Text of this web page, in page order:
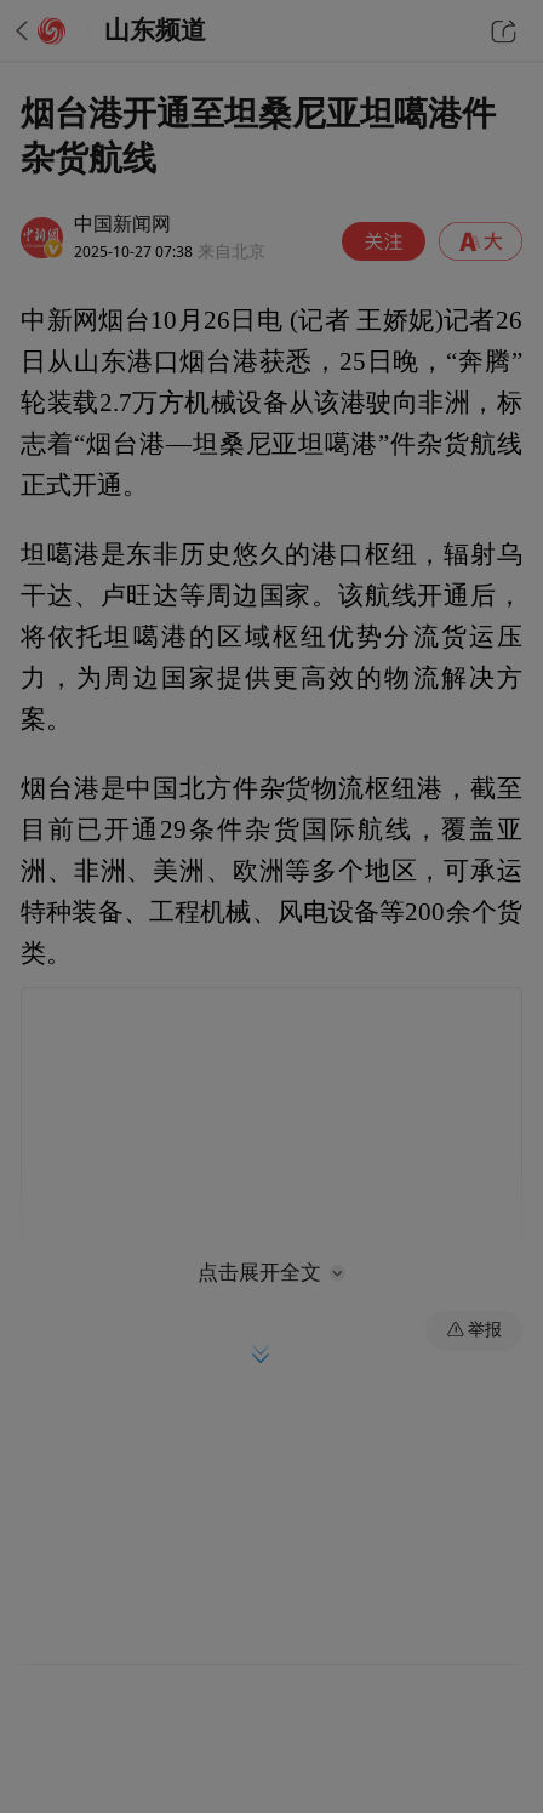
山东频道
烟台港开通至坦桑尼亚坦噶港件
杂货航线
中国新闻网
2025-10-27 07:38 来自北京
中新网烟台10月26日电 (记者 王娇妮)记者26
日从山东港口烟台港获悉，25日晚，“奔腾”
轮装载2.7万方机械设备从该港驶向非洲，标
志着“烟台港—坦桑尼亚坦噶港”件杂货航线
正式开通。
坦噶港是东非历史悠久的港口枢纽，辐射乌
干达、卢旺达等周边国家。该航线开通后，
将依托坦噶港的区域枢纽优势分流货运压
力，为周边国家提供更高效的物流解决方
案。
烟台港是中国北方件杂货物流枢纽港，截至
目前已开通29条件杂货国际航线，覆盖亚
洲、非洲、美洲、欧洲等多个地区，可承运
特种装备、工程机械、风电设备等200余个货
类。
吨，同比增长41.8%。
点击展开全文
举报